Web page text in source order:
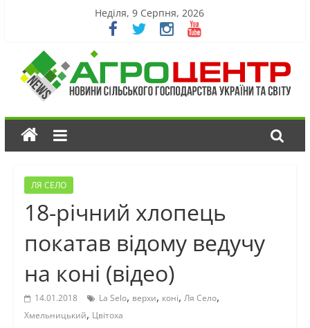
Неділя, 9 Серпня, 2026
ЛЯ СЕЛО
18-річний хлопець
покатав відому ведучу
на коні (відео)
14.01.2018 La Selo, верхи, коні, Ля Село,
Хмельницький, Цвітоха